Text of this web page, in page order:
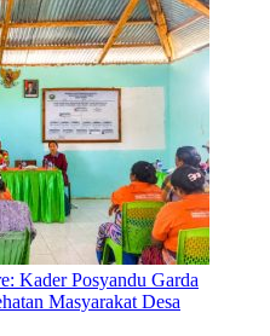
Kader Posyandu Garda
Masyarakat Desa